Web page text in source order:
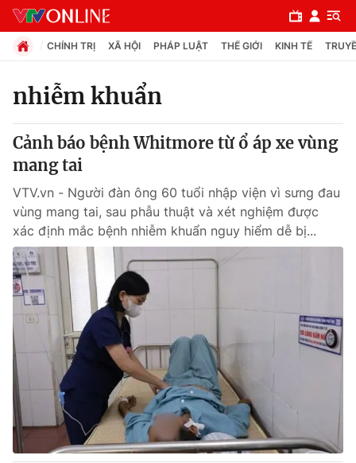
Chuyên mục
Chính trị
Xã hội
Pháp luật
Y tế
Thế giới
Tin tức
Thế giới đó đây
Câu chuyện quốc tế
Kinh tế
Tài chính
Thị trường
Dữ liệu và đời sống
CHÍNH TRỊ XÃ HỘI PHÁP LUẬT THẾ GIỚI KINH TẾ
nhiễm khuẩn
Cảnh báo bệnh Whitmore từ ổ áp xe vùng
mang tai
VTV.vn - Người đàn ông 60 tuổi nhập viện vì sưng đau
vùng mang tai, sau phẫu thuật và xét nghiệm được
xác định mắc bệnh nhiễm khuẩn nguy hiểm dễ bị...